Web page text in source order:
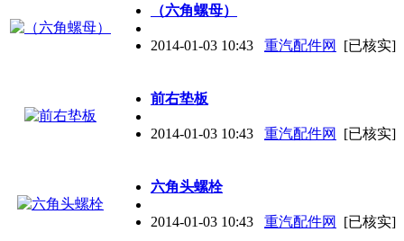
（六角螺母）
2014-01-03 10:43 重汽配件网 [已核实]
前右垫板
2014-01-03 10:43 重汽配件网 [已核实]
六角头螺栓
2014-01-03 10:43 重汽配件网 [已核实]